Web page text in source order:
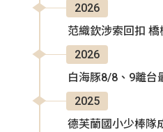
2026
范織欽涉索回扣
2026
白海豚8/8、9離台
2025
德芙蘭國小少棒隊